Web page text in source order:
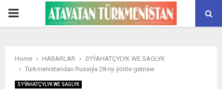
PRIMARY
Home HABARLAR
SYÝAHATÇYLYK WE SAGLYK
Türkmenistandan Russiýa 28-nji ýörite gatnaw
SYÝAHATÇYLYK WE SAGLYK